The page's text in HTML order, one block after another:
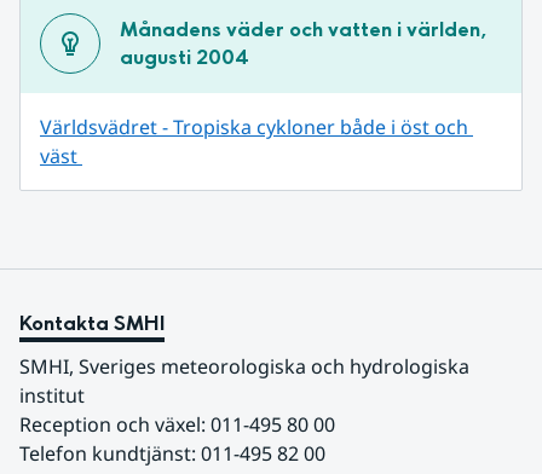
Månadens väder och vatten i världen,
augusti 2004
Världsvädret - Tropiska cykloner både i öst och
väst
Kontakta SMHI
SMHI, Sveriges meteorologiska och hydrologiska
institut
Reception och växel: 011-495 80 00
Telefon kundtjänst: 011-495 82 00